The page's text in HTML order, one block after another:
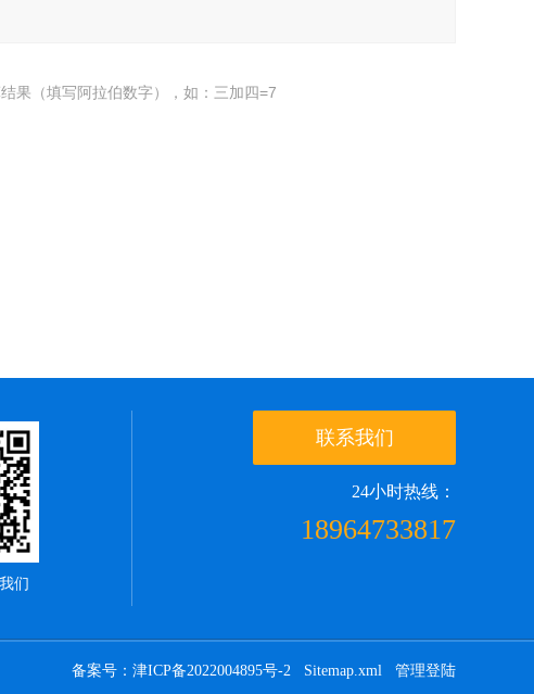
果（填写阿拉伯数字），如：三加四=7
们
联系我们
24小时热线：
18964733817
备案号：津ICP备2022004895号-2 Sitemap.xml 管理登陆